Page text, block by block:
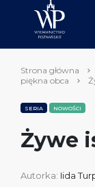
Strona główna
piękna obca
SERIA NOWOŚCI
Żywe
Autorka: Iida